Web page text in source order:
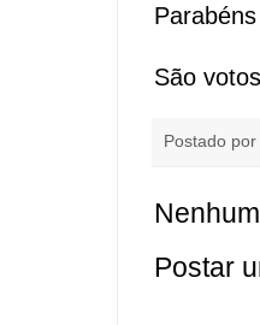
São
Postado por
Postar